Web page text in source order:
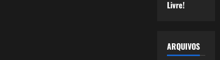
Livre!
ARQUIVOS